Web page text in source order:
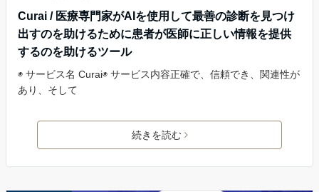
Curai / 医療専門家がAIを使用して最善の診断を見つけ
出すのを助けるために患者が医師に正しい情報を提供
するのを助けるツール
◉ サービス名 Curai◉ サービス内容正確で、信頼でき、関連性が
あり、そして
続きを読む